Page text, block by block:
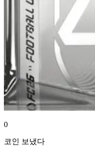
0
코인 보냈다